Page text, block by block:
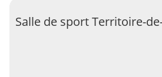
Salle de sport Territoire-